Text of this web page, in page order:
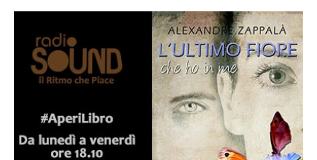
ONLINE
MAINZ